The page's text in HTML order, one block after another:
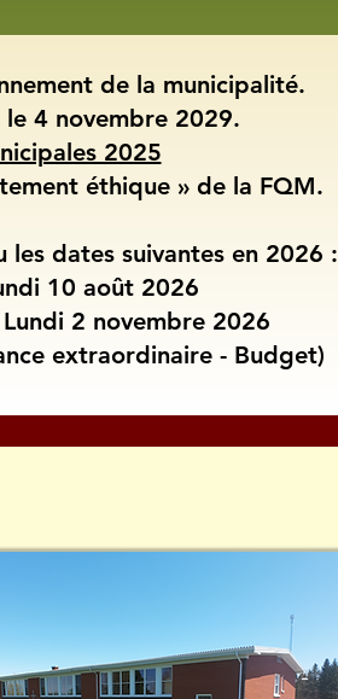
de la municipalité.
le 4 novembre 2029.
2025
éthique » de la FQM.
les dates suivantes en 2026 :
10 août 2026
2 novembre 2026
extraordinaire - Budget)